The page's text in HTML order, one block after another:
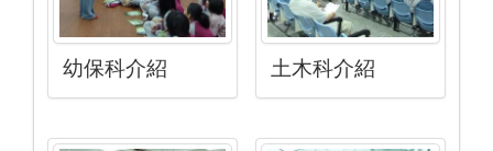
幼保科介紹 土木科介紹